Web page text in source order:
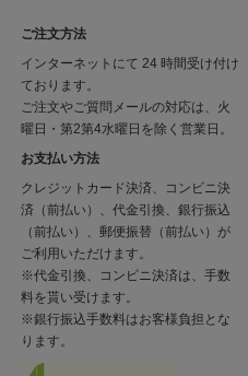
ご注文方法
インターネットにて 24 時間受け付け
ております。
ご注文やご質問メールの対応は、火
曜日・第2第4水曜日を除く営業日。
お支払い方法
クレジットカード決済、コンビニ決
済（前払い）、代金引換、銀行振込
（前払い）、郵便振替（前払い）が
ご利用いただけます。
※代金引換、コンビニ決済は、手数
料を貰い受けます。
※銀行振込手数料はお客様負担とな
ります。